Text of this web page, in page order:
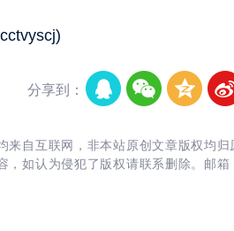
分享到：
来自互联网，非本站原创文章版权均归
，如认为侵犯了版权请联系删除。邮箱